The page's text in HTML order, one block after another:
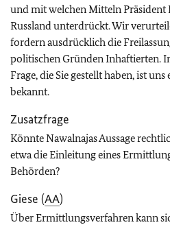
und mit welchen Mitteln
Russland unterdrückt. Wir
fordern ausdrücklich die
politischen Gründen Inhaftierten.
Frage, die Sie gestellt haben, ist
bekannt.
Zusatzfrage
Könnte Nawalnajas Aussage
etwa die Einleitung eines
Behörden?
Giese (AA)
Über Ermittlungsverfahren kann